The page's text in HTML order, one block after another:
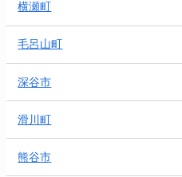
横瀬町
毛呂山町
深谷市
滑川町
熊谷市